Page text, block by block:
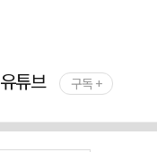
유튜브 구독 +